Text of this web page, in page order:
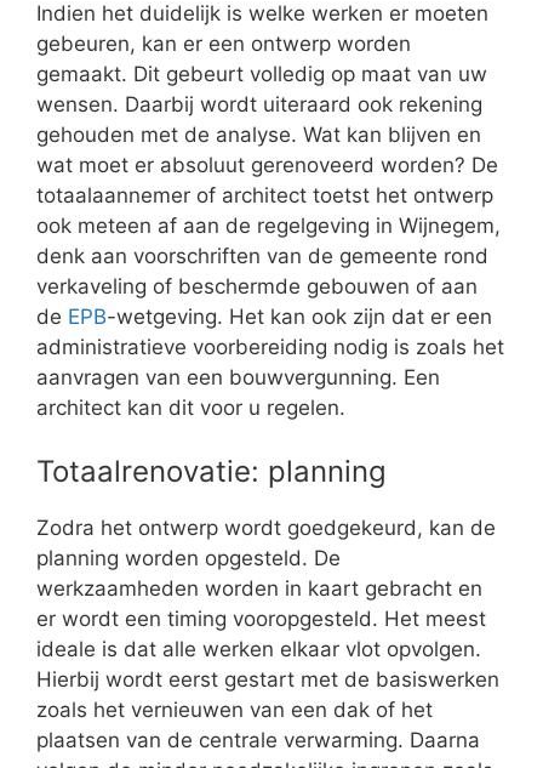
Indien het duidelijk is welke werken er moeten
gebeuren, kan er een ontwerp worden
gemaakt. Dit gebeurt volledig op maat van uw
wensen. Daarbij wordt uiteraard ook rekening
gehouden met de analyse. Wat kan blijven en
wat moet er absoluut gerenoveerd worden? De
totaalaannemer of architect toetst het ontwerp
ook meteen af aan de regelgeving in Wijnegem,
denk aan voorschriften van de gemeente rond
verkaveling of beschermde gebouwen of aan
de EPB-wetgeving. Het kan ook zijn dat er een
administratieve voorbereiding nodig is zoals het
aanvragen van een bouwvergunning. Een
architect kan dit voor u regelen.
Totaalrenovatie: planning
Zodra het ontwerp wordt goedgekeurd, kan de
planning worden opgesteld. De
werkzaamheden worden in kaart gebracht en
er wordt een timing vooropgesteld. Het meest
ideale is dat alle werken elkaar vlot opvolgen.
Hierbij wordt eerst gestart met de basiswerken
zoals het vernieuwen van een dak of het
plaatsen van de centrale verwarming. Daarna